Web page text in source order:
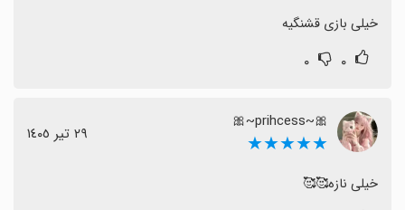
خیلی بازی قشنگیه
۰ ۰
🎀~prihcess~🎀
★★★★★ ٢٩ تیر ١٤٠٥
خیلی نازه🥰🥰